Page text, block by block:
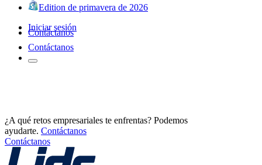
Edition de primavera de 2026
Iniciar sesión
Contáctanos
Contáctanos
¿A qué retos empresariales te enfrentas? Podemos
ayudarte. Contáctanos
Contáctanos